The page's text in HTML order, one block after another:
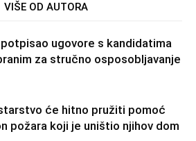
VIŠE OD AUTORA
potpisao ugovore s kandidatima
za stručno osposobljavanje
će hitno pružiti pomoć
požara koji je uništio njihov dom